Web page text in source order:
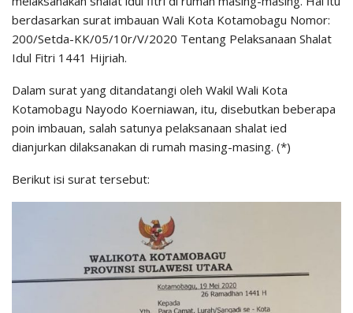
berdasarkan surat imbauan Wali Kota Kotamobagu Nomor:
200/Setda-KK/05/10r/V/2020 Tentang Pelaksanaan Shalat
Idul Fitri 1441 Hijriah.
Dalam surat yang ditandatangi oleh Wakil Wali Kota
Kotamobagu Nayodo Koerniawan, itu, disebutkan beberapa
poin imbauan, salah satunya pelaksanaan shalat ied
dianjurkan dilaksanakan di rumah masing-masing. (*)
Berikut isi surat tersebut: